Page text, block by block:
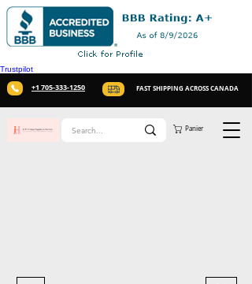
Trustpilot
+1 705-333-1250 FAST SHIPPING ACROSS CANADA
Panier